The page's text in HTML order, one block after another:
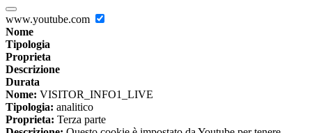
www.youtube.com
Nome
Tipologia
Proprieta
Descrizione
Durata
Nome: VISITOR_INFO1_LIVE
Tipologia: analitico
Proprieta: Terza parte